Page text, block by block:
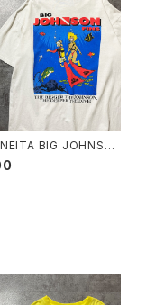
JOHNSO
イビング バックプリ
ング シングルステッ